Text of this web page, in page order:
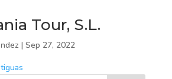
Tour, S.L.
| Sep 27, 2022